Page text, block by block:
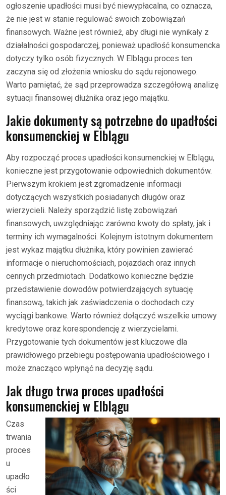
ogłoszenie upadłości musi być niewypłacalna, co oznacza,
że nie jest w stanie regulować swoich zobowiązań
finansowych. Ważne jest również, aby długi nie wynikały z
działalności gospodarczej, ponieważ upadłość konsumencka
dotyczy tylko osób fizycznych. W Elblągu proces ten
zaczyna się od złożenia wniosku do sądu rejonowego.
Warto pamiętać, że sąd przeprowadza szczegółową analizę
sytuacji finansowej dłużnika oraz jego majątku.
Jakie dokumenty są potrzebne do upadłości
konsumenckiej w Elblągu
Aby rozpocząć proces upadłości konsumenckiej w Elblągu,
konieczne jest przygotowanie odpowiednich dokumentów.
Pierwszym krokiem jest zgromadzenie informacji
dotyczących wszystkich posiadanych długów oraz
wierzycieli. Należy sporządzić listę zobowiązań
finansowych, uwzględniając zarówno kwoty do spłaty, jak i
terminy ich wymagalności. Kolejnym istotnym dokumentem
jest wykaz majątku dłużnika, który powinien zawierać
informacje o nieruchomościach, pojazdach oraz innych
cennych przedmiotach. Dodatkowo konieczne będzie
przedstawienie dowodów potwierdzających sytuację
finansową, takich jak zaświadczenia o dochodach czy
wyciągi bankowe. Warto również dołączyć wszelkie umowy
kredytowe oraz korespondencję z wierzycielami.
Przygotowanie tych dokumentów jest kluczowe dla
prawidłowego przebiegu postępowania upadłościowego i
może znacząco wpłynąć na decyzję sądu.
Jak długo trwa proces upadłości
konsumenckiej w Elblągu
Czas
trwania
proces
u
upadło
ści